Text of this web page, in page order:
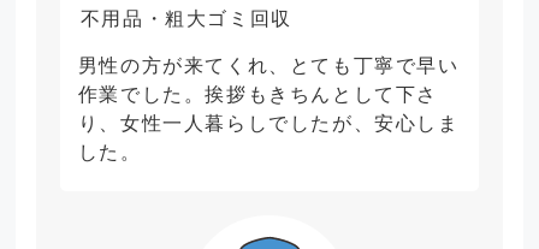
不用品・粗大ゴミ回収
男性の方が来てくれ、とても丁寧で早い
作業でした。挨拶もきちんとして下さ
り、女性一人暮らしでしたが、安心しま
した。